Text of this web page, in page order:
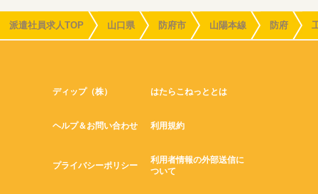
派遣社員求人TOP 山口県 防府市 山陽本線 防府
ディップ（株） はたらこねっととは
ヘルプ＆お問い合わせ 利用規約
プライバシーポリシー
利用者情報の外部送信に
ついて